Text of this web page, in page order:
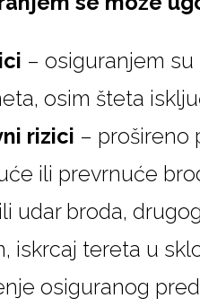
– osiguranjem
osim šteta
rizici – prošireno
ili prevrnuće
udar broda,
iskrcaj tereta u
osiguranog